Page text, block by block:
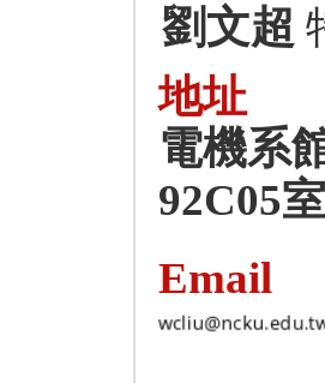
劉文超
地址
電機系
92C05室
Email